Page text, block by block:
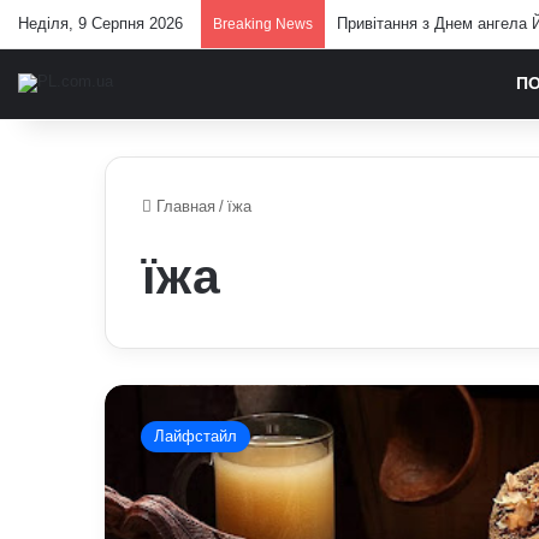
Неділя, 9 Серпня 2026 Breaking News Привітання з Днем ангела
Главная / їжа
їжа
Чому
гаряча
смачнішою:
фізика
Лайфстайл